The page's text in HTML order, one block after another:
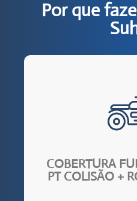
Por que
COBERTURA
PT COLISÃO +
exclusivo